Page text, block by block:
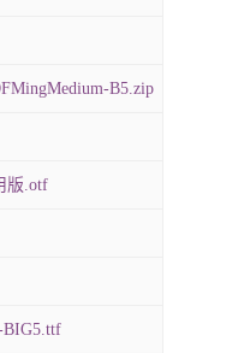
B5.zip
版.otf